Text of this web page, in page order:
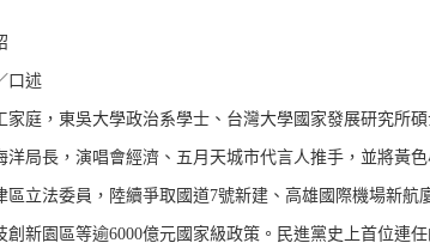
口述
家庭，東吳大學政治系學士、台灣大學國家發展研究所
洋局長，演唱會經濟、五月天城市代言人推手，並將黃
區立法委員，陸續爭取國道7號新建、高雄國際機場新
創新園區等逾6000億元國家級政策。民進黨史上首位連任